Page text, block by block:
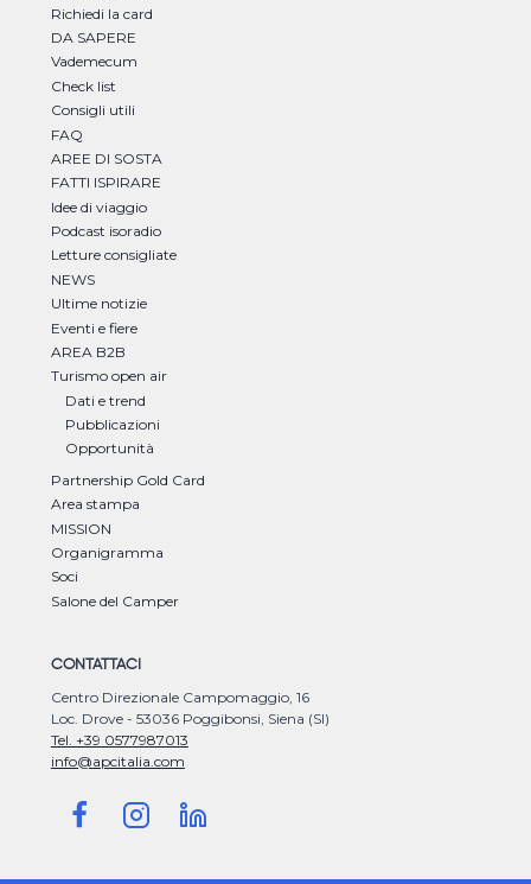
Richiedi la card
DA SAPERE
Vademecum
Check list
Consigli utili
FAQ
AREE DI SOSTA
FATTI ISPIRARE
Idee di viaggio
Podcast isoradio
Letture consigliate
NEWS
Ultime notizie
Eventi e fiere
AREA B2B
Turismo open air
Dati e trend
Pubblicazioni
Opportunità
Partnership Gold Card
Area stampa
MISSION
Organigramma
Soci
Salone del Camper
CONTATTACI
Centro Direzionale Campomaggio, 16
Loc. Drove - 53036 Poggibonsi, Siena (SI)
Tel. +39 0577987013
info@apcitalia.com